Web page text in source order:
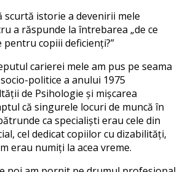
scurtă istorie a devenirii mele
a răspunde la întrebarea „de ce
copiii deficienți?”
carierei mele am pus pe seama
politice a anului 1975
de Psihologie și mișcarea
că singurele locuri de muncă în
ca specialiști erau cele din
cel dedicat copiilor cu dizabilități,
erau numiți la acea vreme.